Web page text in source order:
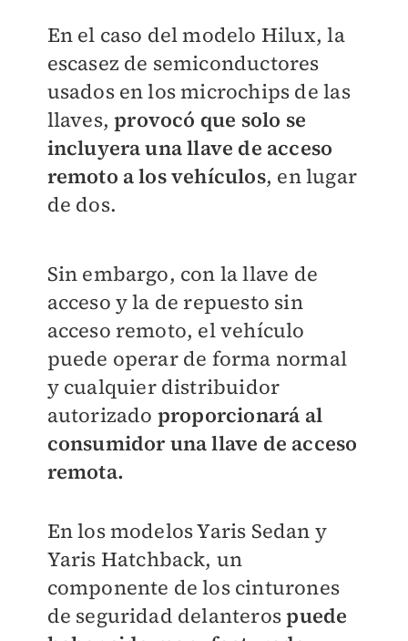
En el caso del modelo Hilux, la
escasez de semiconductores
usados en los microchips de las
llaves,provocó que solo se
incluyera una llave de acceso
remoto a los vehículos, en lugar
de dos.
Sin embargo, con la llave de
acceso y la de repuesto sin
acceso remoto, el vehículo
puede operar de forma normal
y cualquier distribuidor
autorizado proporcionará al
consumidor una llave de acceso
remota.
En los modelos Yaris Sedan y
Yaris Hatchback, un
componente de los cinturones
de seguridad delanterospuede